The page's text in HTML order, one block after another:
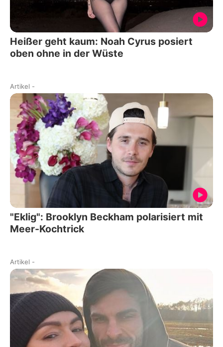
Heißer geht kaum: Noah Cyrus posiert
oben ohne in der Wüste
Artikel -
"Eklig": Brooklyn Beckham polarisiert mit
Meer-Kochtrick
Artikel -